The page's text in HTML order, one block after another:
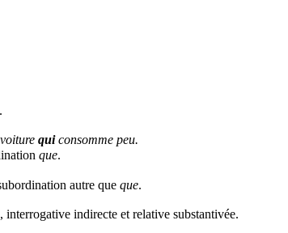
quiconsomme peu.
que.
autre que que.
indirecte et relative substantivée.